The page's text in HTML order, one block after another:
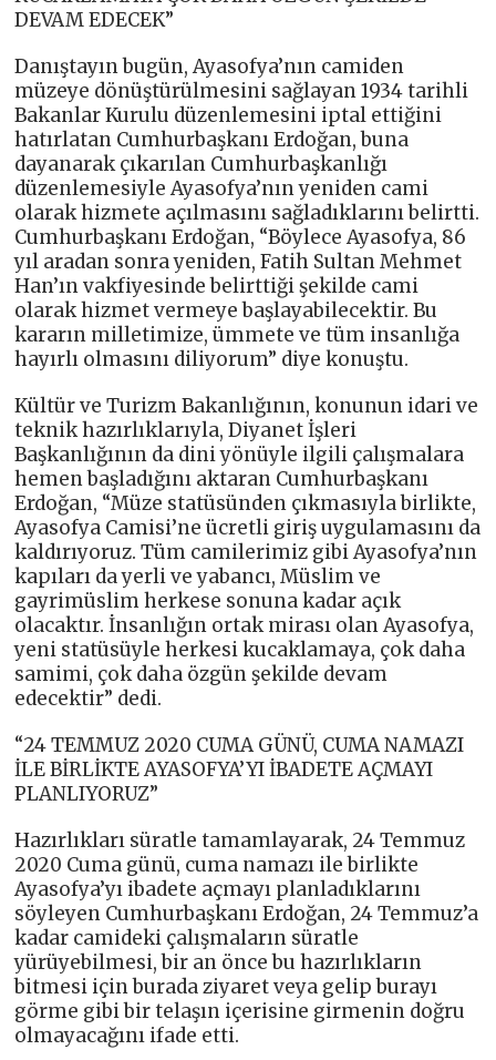
DEVAM EDECEK”
Danıştayın bugün, Ayasofya’nın camiden
müzeye dönüştürülmesini sağlayan 1934 tarihli
Bakanlar Kurulu düzenlemesini iptal ettiğini
hatırlatan Cumhurbaşkanı Erdoğan, buna
dayanarak çıkarılan Cumhurbaşkanlığı
düzenlemesiyle Ayasofya’nın yeniden cami
olarak hizmete açılmasını sağladıklarını belirtti.
Cumhurbaşkanı Erdoğan, “Böylece Ayasofya, 86
yıl aradan sonra yeniden, Fatih Sultan Mehmet
Han’ın vakfiyesinde belirttiği şekilde cami
olarak hizmet vermeye başlayabilecektir. Bu
kararın milletimize, ümmete ve tüm insanlığa
hayırlı olmasını diliyorum” diye konuştu.
Kültür ve Turizm Bakanlığının, konunun idari ve
teknik hazırlıklarıyla, Diyanet İşleri
Başkanlığının da dini yönüyle ilgili çalışmalara
hemen başladığını aktaran Cumhurbaşkanı
Erdoğan, “Müze statüsünden çıkmasıyla birlikte,
Ayasofya Camisi’ne ücretli giriş uygulamasını da
kaldırıyoruz. Tüm camilerimiz gibi Ayasofya’nın
kapıları da yerli ve yabancı, Müslim ve
gayrimüslim herkese sonuna kadar açık
olacaktır. İnsanlığın ortak mirası olan Ayasofya,
yeni statüsüyle herkesi kucaklamaya, çok daha
samimi, çok daha özgün şekilde devam
edecektir” dedi.
“24 TEMMUZ 2020 CUMA GÜNÜ, CUMA NAMAZI
İLE BİRLİKTE AYASOFYA’YI İBADETE AÇMAYI
PLANLIYORUZ”
Hazırlıkları süratle tamamlayarak, 24 Temmuz
2020 Cuma günü, cuma namazı ile birlikte
Ayasofya’yı ibadete açmayı planladıklarını
söyleyen Cumhurbaşkanı Erdoğan, 24 Temmuz’a
kadar camideki çalışmaların süratle
yürüyebilmesi, bir an önce bu hazırlıkların
bitmesi için burada ziyaret veya gelip burayı
görme gibi bir telaşın içerisine girmenin doğru
olmayacağını ifade etti.